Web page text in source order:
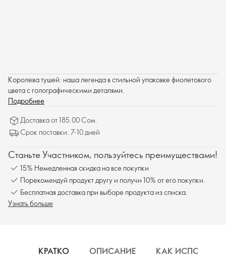
Королева тушей: наша легенда в стильной упаковке фиолетового
цвета с голографическими деталями.
Подробнее
Доставка от 185.00 Сом.
Срок поставки: 7-10 дней
Станьте Участником, пользуйтесь преимуществами!
15% Немедленная скидка на все покупки
Порекомендуй продукт другу и получи 10% от его покупки.
Бесплатная доставка при выборе продукта из списка.
Узнать больше
КРАТКО ОПИСАНИЕ КАК